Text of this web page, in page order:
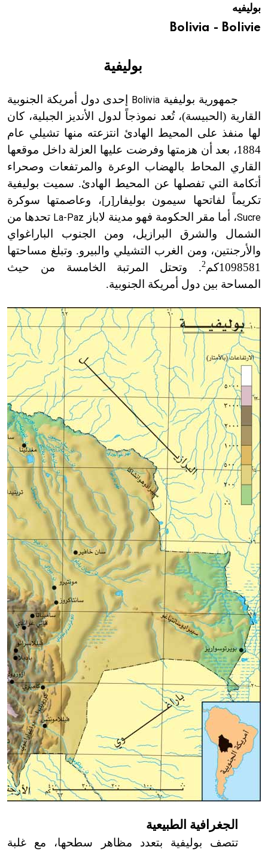
بوليفيه
Bolivia - Bolivie
بوليفية
جمهورية بوليفية Bolivia
إحدى دول أمريكة الجنوبية
القارية (الحبيسة)، تُعد نموذجاً لدول الأنديز الجبلية، كان
لها منفذ على المحيط الهادئ انتزعته منها تشيلي عام
1884، بعد أن هزمتها وفرضت عليها العزلة داخل موقعها
القاري المحاط بالهضاب الوعرة والمرتفعات وصحراء
أتكامة التي تفصلها عن المحيط الهادئ. سميت بوليفية
تكريماً لفاتحها سيمون بوليفار[ر]، وعاصمتها سوكرة
Sucre، أما مقر الحكومة فهو مدينة لاباز La-Paz تحدها من
الشمال والشرق البرازيل، ومن الجنوب الباراغواي
والأرجنتين، ومن الغرب التشيلي والبيرو. وتبلغ مساحتها
1098581كم
2. وتحتل المرتبة الخامسة من حيث
المساحة بين دول أمريكة الجنوبية.
الجغرافية الطبيعية
تتصف بوليفية بتعدد مظاهر سطحها، مع غلبة